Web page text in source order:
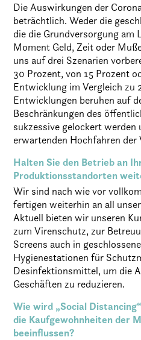
Die Auswirkungen der
beträchtlich. Weder die
die die Grundversorgung am
Moment Geld, Zeit oder
uns auf drei Szenarien
30 Prozent, von 15 Prozent
Entwicklung im Vergleich zu
Entwicklungen beruhen auf
Beschränkungen des
sukzessive gelockert
erwartenden Hochfahren
Halten Sie den Betrieb an
Produktionsstandorten
Wir sind nach wie vor
fertigen weiterhin an all
Aktuell bieten wir unseren
zum Virenschutz, zur
Screens auch in
Hygienestationen für
Desinfektionsmittel, um die
Geschäften zu reduzieren.
Wie wird „Social
die Kaufgewohnheiten der
beeinflussen?